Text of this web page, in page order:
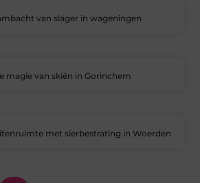
van slager in wageningen
magie van skiën in Gorinchem
met sierbestrating in Woerden